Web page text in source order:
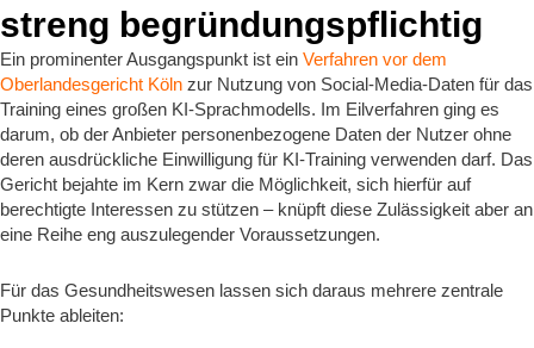
streng begründungspflichtig
Ein prominenter Ausgangspunkt ist ein Verfahren vor dem
Oberlandesgericht Köln zur Nutzung von Social‑Media‑Daten für das
Training eines großen KI‑Sprachmodells. Im Eilverfahren ging es
darum, ob der Anbieter personenbezogene Daten der Nutzer ohne
deren ausdrückliche Einwilligung für KI‑Training verwenden darf. Das
Gericht bejahte im Kern zwar die Möglichkeit, sich hierfür auf
berechtigte Interessen zu stützen – knüpft diese Zulässigkeit aber an
eine Reihe eng auszulegender Voraussetzungen.
Für das Gesundheitswesen lassen sich daraus mehrere zentrale
Punkte ableiten: